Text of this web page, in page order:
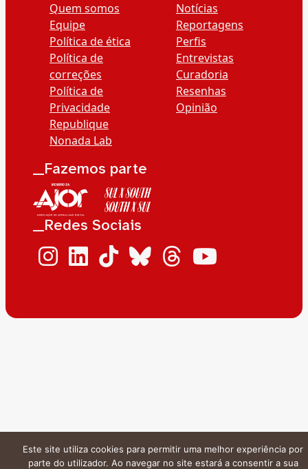
Quem somos
Equipe
Política de ética
Política de
correções
Política de
Privacidade
Republique
Nonada Lab
Notícias
Reportagens
Perfis
Entrevistas
Curadoria
Resenhas
Opinião
__Fazemos parte
__Redes Sociais
Este site utiliza cookies para permitir uma melhor experiência por
parte do utilizador. Ao navegar no site estará a consentir a sua